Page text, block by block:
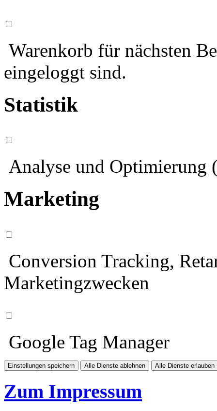
Warenkorb für nächsten
eingeloggt sind.
Statistik
Analyse und Optimierung
Marketing
Conversion Tracking,
Marketingzwecken
Google Tag Manager
Einstellungen speichern Alle Dienste ablehnen Alle Dienste erlauben
Zum Impressum